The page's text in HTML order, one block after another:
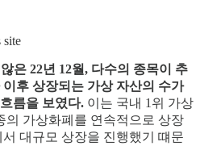
site
은 22년 12월, 다수의 종목이 추
후 상장되는 가상 자산의 수가
름을 보였다. 이는 국내 1위 가상
의 가상화폐를 연속적으로 상장
대규모 상장을 진행했기 떄문